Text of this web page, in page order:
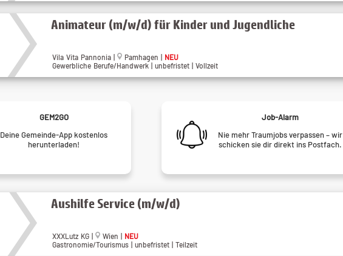
Animateur (m/w/d) für Kinder und Jugendliche
Vila Vita Pannonia | Pamhagen | NEU
Gewerbliche Berufe/Handwerk | unbefristet | Vollzeit
GEM2GO
Deine Gemeinde-App kostenlos
herunterladen!
Job-Alarm
Nie mehr Traumjobs verpassen – wir
schicken sie dir direkt ins Postfach.
Aushilfe Service (m/w/d)
XXXLutz KG | Wien | NEU
Gastronomie/Tourismus | unbefristet | Teilzeit